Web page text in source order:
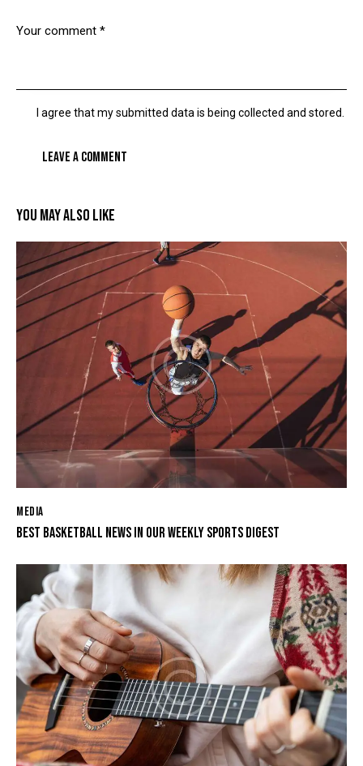
I agree that my submitted data is being collected and stored.
YOU MAY ALSO LIKE
MEDIA
BEST BASKETBALL NEWS IN OUR WEEKLY SPORTS DIGEST